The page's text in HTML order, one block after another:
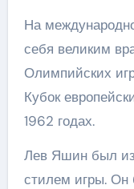
На
себя великим
Олимпийских
Кубок
1962 годах.
Лев Яшин был
стилем игры.